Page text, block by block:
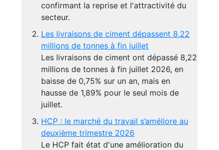
confirmant la reprise et l'attractivité du
secteur.
Les livraisons de ciment dépassent 8,22
millions de tonnes à fin juillet
Les livraisons de ciment ont dépassé 8,22
millions de tonnes à fin juillet 2026, en
baisse de 0,75% sur un an, mais en
hausse de 1,89% pour le seul mois de
juillet.
HCP : le marché du travail s’améliore au
deuxième trimestre 2026
Le HCP fait état d'une amélioration du